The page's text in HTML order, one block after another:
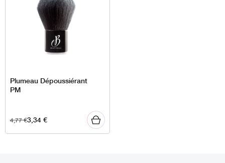
Plumeau Dépoussiérant
PM
4,77€3,34€